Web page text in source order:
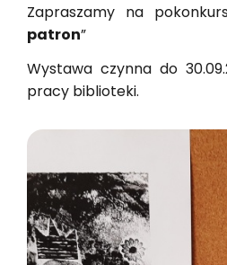
Za­pra­sza­my na
pa­tron”
Wy­sta­wa czyn­na do
pracy bi­blio­te­ki.